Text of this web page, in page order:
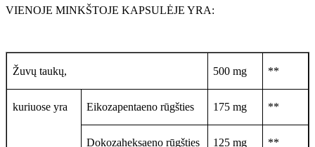
VIENOJE MINKŠTOJE KAPSULĖJE YRA:
Žuvų taukų, 500 mg **
kuriuose yra Eikozapentaeno rūgšties 175 mg **
Dokozaheksaeno rūgšties 125 mg **